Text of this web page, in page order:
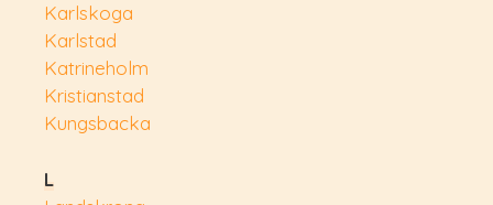
Karlskoga
Karlstad
Katrineholm
Kristianstad
Kungsbacka
L